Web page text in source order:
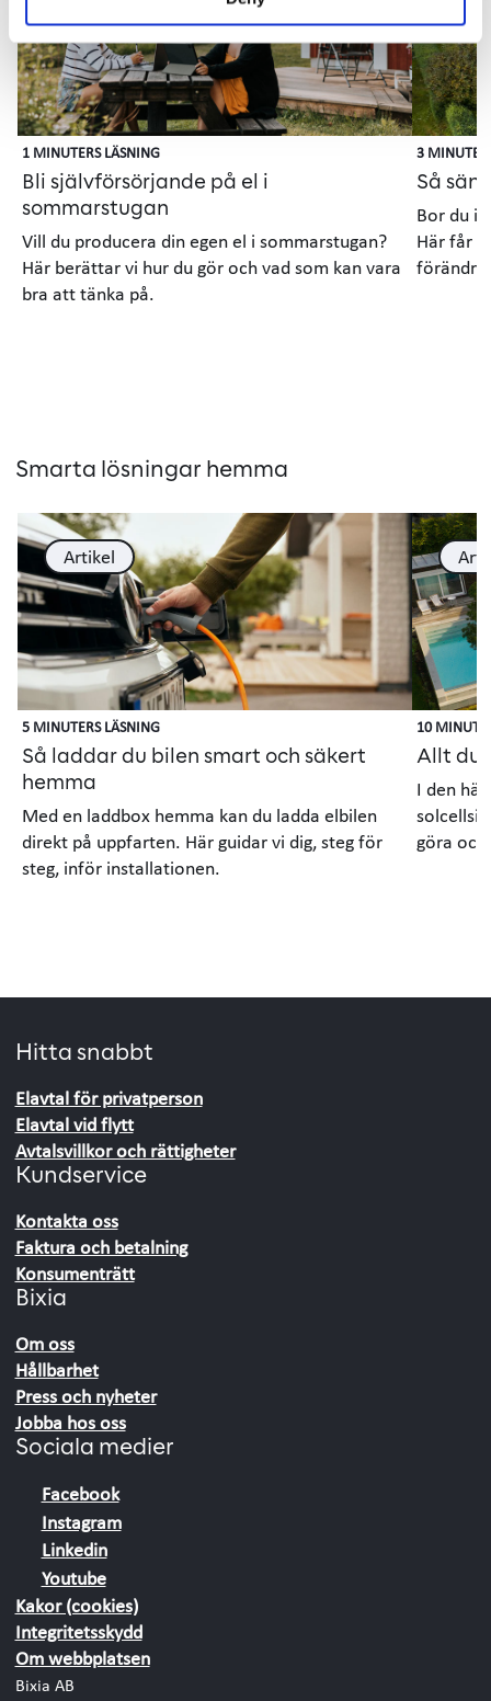
1 MINUTERS LÄSNING
Bli självförsörjande på el i
sommarstugan
Vill du producera din egen el i sommarstugan?
Här berättar vi hur du gör och vad som kan vara
bra att tänka på.
3
Så
Bor du i
Här får
Smarta lösningar hemma
Artikel
5 MINUTERS LÄSNING
Så laddar du bilen smart och säkert
hemma
Med en laddbox hemma kan du ladda elbilen
direkt på uppfarten. Här guidar vi dig, steg för
steg, inför installationen.
10
Allt du
I den
göra
Hitta snabbt
Elavtal för privatperson
Elavtal vid flytt
Avtalsvillkor och rättigheter
Kundservice
Kontakta oss
Faktura och betalning
Konsumenträtt
Bixia
Om oss
Hållbarhet
Press och nyheter
Jobba hos oss
Sociala medier
Facebook
Instagram
Linkedin
Youtube
Kakor (cookies)
Integritetsskydd
Om webbplatsen
Bixia AB